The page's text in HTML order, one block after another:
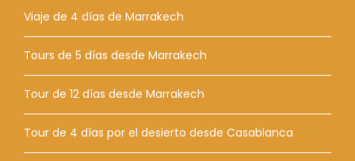
Viaje de 4 días de Marrakech
Tours de 5 días desde Marrakech
Tour de 12 días desde Marrakech
Tour de 4 días por el desierto desde Casablanca